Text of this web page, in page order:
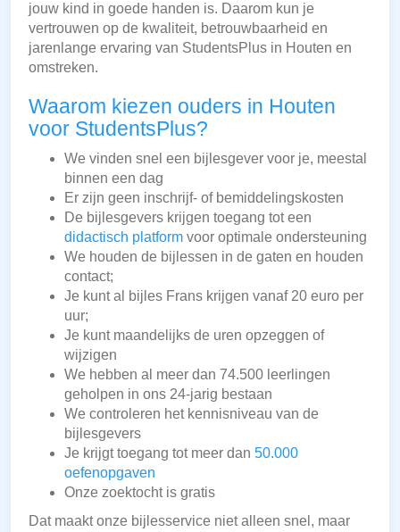
jouw kind in goede handen is. Daarom kun je
vertrouwen op de kwaliteit, betrouwbaarheid en
jarenlange ervaring van StudentsPlus in Houten en
omstreken.
Waarom kiezen ouders in Houten
voor StudentsPlus?
We vinden snel een bijlesgever voor je, meestal
binnen een dag
Er zijn geen inschrijf- of bemiddelingskosten
De bijlesgevers krijgen toegang tot een
didactisch platform voor optimale ondersteuning
We houden de bijlessen in de gaten en houden
contact;
Je kunt al bijles Frans krijgen vanaf 20 euro per
uur;
Je kunt maandelijks de uren opzeggen of
wijzigen
We hebben al meer dan 74.500 leerlingen
geholpen in ons 24-jarig bestaan
We controleren het kennisniveau van de
bijlesgevers
Je krijgt toegang tot meer dan 50.000
oefenopgaven
Onze zoektocht is gratis
Dat maakt onze bijlesservice niet alleen snel, maar